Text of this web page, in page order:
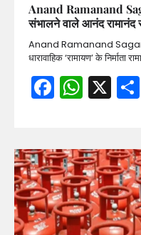
Anand Ramanand
संभालने वाले आनंद रामानंद
Anand Ramanand Sagar
धारावाहिक ‘रामायण’ के निर्माता
X